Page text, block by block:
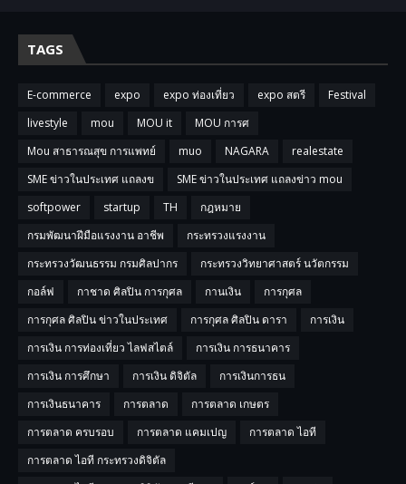
TAGS
E-commerce expo expo ท่องเที่ยว expo สตรี
Festival
livestyle
mou MOU it
MOU การศ
Mou สาธารณสุข การแพทย์
muo NAGARA
realestate
SME ข่าวในประเทศ แถลงข
SME ข่าวในประเทศ แถลงข่าว mou
softpower
startup TH
กฎหมาย
กรมพัฒนาฝีมือแรงงาน อาชีพ
กระทรวงแรงงาน
กระทรวงวัฒนธรรม กรมศิลปากร
กระทรวงวิทยาศาสตร์ นวัตกรรม
กอล์ฟ
กาชาด ศิลปิน การกุศล กานเงิน
การกุศล
การกุศล ศิลปิน ข่าวในประเทศ
การกุศล ศิลปิน ดารา
การเงิน
การเงิน การท่องเที่ยว ไลฟสไตล์
การเงิน การธนาคาร
การเงิน การศึกษา
การเงิน ดิจิตัล
การเงินการธน
การเงินธนาคาร
การตลาด
การตลาด เกษตร
การตลาด ครบรอบ
การตลาด แคมเปญ
การตลาด ไอที
การตลาด ไอที กระทรวงดิจิตัล